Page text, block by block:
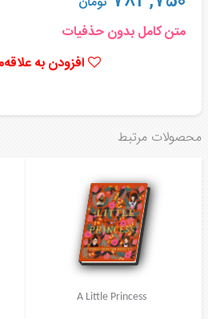
متن کامل بدون حذفیات
افزودن به
محصولات مرتبط
A Little Princess